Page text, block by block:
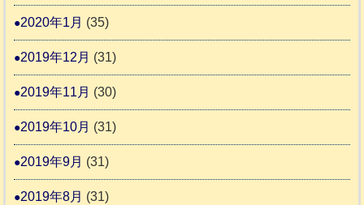
2020年1月 (35)
2019年12月 (31)
2019年11月 (30)
2019年10月 (31)
2019年9月 (31)
2019年8月 (31)